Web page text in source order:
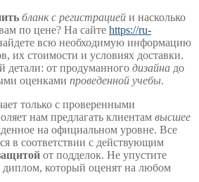
бланк с регистрацией и насколько
по цене? На сайте https://ru-
всю необходимую информацию
их стоимости и условиях доставки.
детали: от продуманного дизайна до
оценками проведенной учебы.
только с проверенными
нам предлагать клиентам высшее
на официальном уровне. Все
в соответствии с действующим
от подделок. Не упустите
диплом, который оценят на любом